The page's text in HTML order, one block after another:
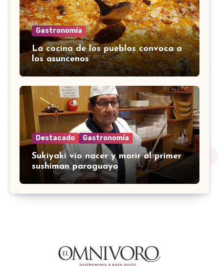
Gastronomía
La cocina de los pueblos convoca a
los asuncenos
Destacado Gastronomía
Sukiyaki vio nacer y morir al primer
sushiman paraguayo